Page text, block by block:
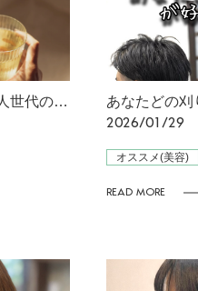
トップがペたんとしやすい大人世代の髪に、自然な立体感を あなたどの刈
2026/01/29
オススメ(美容)
READ MORE